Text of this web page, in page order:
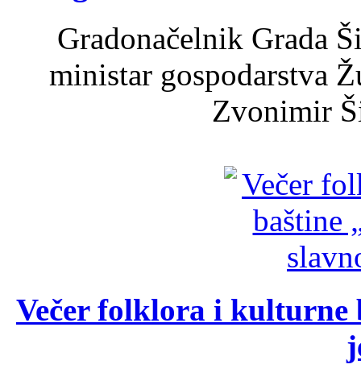
Gradonačelnik Grada
ministar gospodarstva
Zvonimir
Večer folklora i kulturne